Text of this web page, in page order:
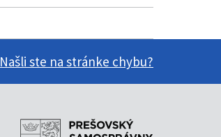
Našli ste na stránke chybu?